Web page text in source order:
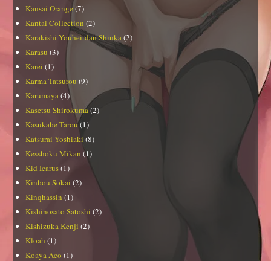
Kansai Orange(7)
Kantai Collection (2)
Karakishi Youhei-dan Shinka (2)
Karasu (3)
Karei (1)
Karma Tatsurou (9)
Karumaya (4)
Kasetsu Shirokuma (2)
Kasukabe Tarou(1)
Katsurai Yoshiaki (8)
Kesshoku Mikan (1)
Kid Icarus(1)
Kinbou Sokai (2)
Kinqhassin (1)
Kishinosato Satoshi (2)
Kishizuka Kenji (2)
Kloah (1)
Koaya Aco (1)